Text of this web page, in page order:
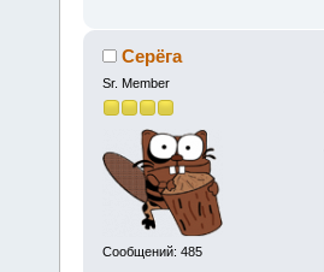
Серёга
Sr. Member
Сообщений: 485